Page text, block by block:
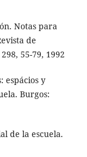
Notas para
de
55-79, 1992
espácios y
Burgos:
de la escuela.